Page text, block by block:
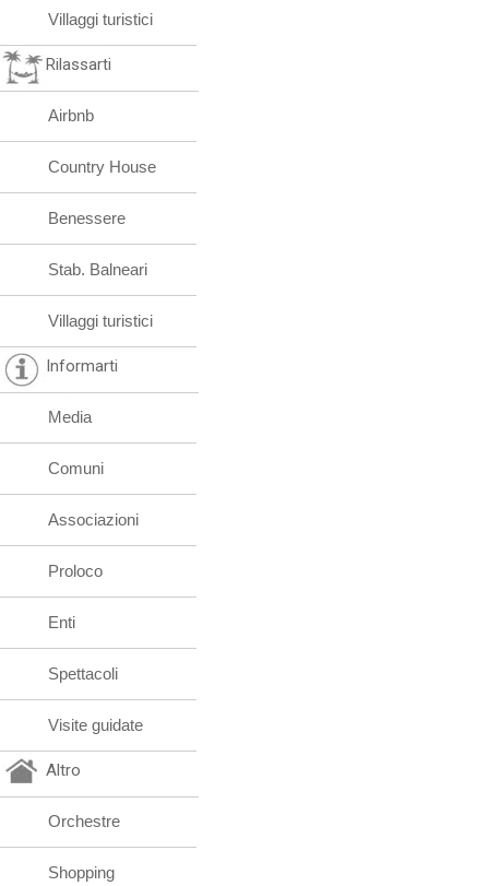
Villaggi turistici
Rilassarti
Airbnb
Country House
Benessere
Stab. Balneari
Villaggi turistici
Informarti
Media
Comuni
Associazioni
Proloco
Enti
Spettacoli
Visite guidate
Altro
Orchestre
Shopping